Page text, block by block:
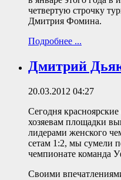
четвертую строчку
Дмитрия Фомина.
Подробнее ...
Дмитрий
20.03.2012 04:27
Сегодня
хозяевам площадки
лидерами женского
сетам 1:2, мы сумели
чемпионате команда
Своими